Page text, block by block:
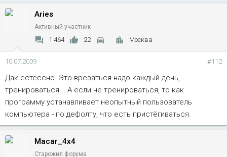
Aries
Активный участник
1 464 22 Москва
10.07.2009 #112
Дак естессно. Это врезаться надо каждый день,
тренироваться... А если не тренироваться, то как
программу устанавливает неопытный пользователь
компьютера - по дефолту, что есть пристёгиваться.
Macar_4x4
Старожил форума